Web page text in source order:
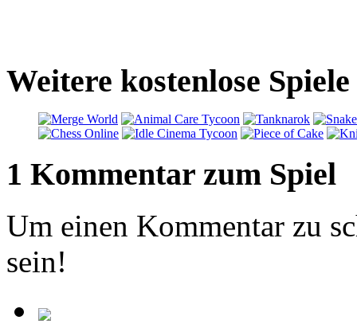
Weitere kostenlose
1 Kommentar zum Spiel
Um einen Kommentar zu
sein!